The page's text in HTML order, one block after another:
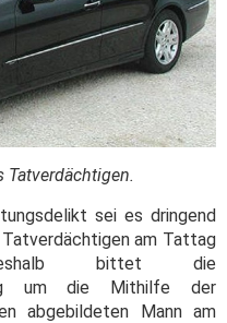
Tatverdächtigen.
sei es dringend
am Tattag
bittet die
um die Mithilfe der
abgebildeten Mann am